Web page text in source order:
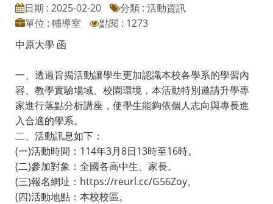
日期 : 2025-02-20
分類 : 活動資訊
單位 : 輔導室
點閱 : 1273
中原大學 函
一、透過旨揭活動讓學生更加認識本校各學系的學習內
容、教學實驗場域、校園環境，本活動特別邀請升學專
家進行落點分析講座，使學生能夠依個人志向與專長進
入合適的學系。
二、活動訊息如下：
(一)活動時間：114年3月8日13時至16時。
(二)參加對象：全國各高中生、家長。
(三)報名網址：https://reurl.cc/G56Zoy。
(四)活動地點：本校校區。